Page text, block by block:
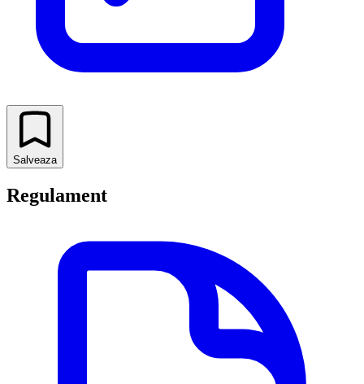
Salveaza
Regulament